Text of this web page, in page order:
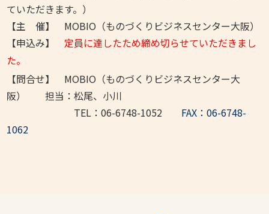
ていただきます。）
【主 催】 MOBIO（ものづくりビジネスセンター大阪）
【申込み】 定員に達したため締め切らせていただきまし
た。
【問合せ】 MOBIO（ものづくりビジネスセンター大
阪） 担当：松尾、小川
TEL：06-6748-1052 FAX：06-6748-
1062